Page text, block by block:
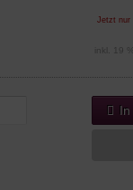
Jetzt nur
inkl. 19